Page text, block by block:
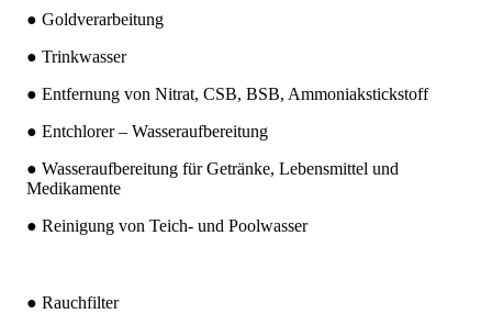
● Goldverarbeitung
● Trinkwasser
● Entfernung von Nitrat, CSB, BSB, Ammoniakstickstoff
● Entchlorer – Wasseraufbereitung
● Wasseraufbereitung für Getränke, Lebensmittel und
Medikamente
● Reinigung von Teich- und Poolwasser
● Rauchfilter